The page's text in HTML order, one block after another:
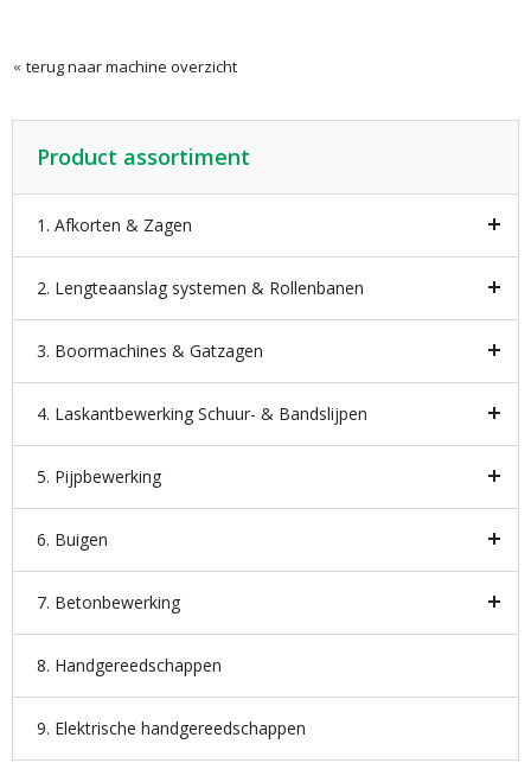
terug naar machine overzicht
Product assortiment
1. Afkorten & Zagen
2. Lengteaanslag systemen & Rollenbanen
3. Boormachines & Gatzagen
4. Laskantbewerking Schuur- & Bandslijpen
5. Pijpbewerking
6. Buigen
7. Betonbewerking
8. Handgereedschappen
9. Elektrische handgereedschappen